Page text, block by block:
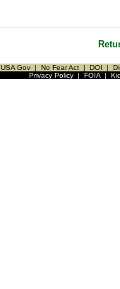
USA Gov | No Fear Act | DOI |
Privacy Policy| FOIA|